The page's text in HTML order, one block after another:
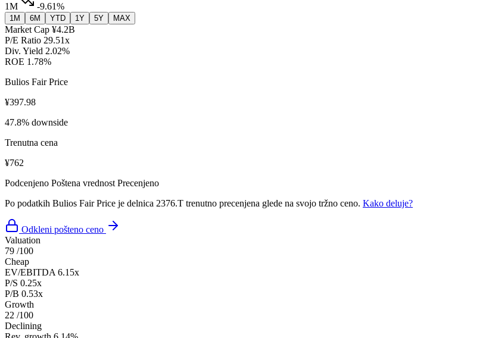
1M
-9.61%
1M 6M YTD 1Y 5Y MAX
Market Cap ¥4.2B
P/E Ratio 29.51x
Div. Yield 2.02%
ROE 1.78%
Bulios Fair Price
¥397.98
47.8% downside
Trenutna cena
¥762
Podcenjeno Poštena vrednost Precenjeno
Po podatkih Bulios Fair Price je delnica 2376.T trenutno precenjena glede na svojo tržno ceno. Kako deluje?
Odkleni pošteno ceno
Valuation
79 /100
Cheap
EV/EBITDA 6.15x
P/S 0.25x
P/B 0.53x
Growth
22 /100
Declining